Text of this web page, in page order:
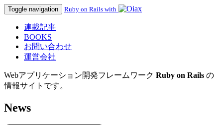
Toggle navigation Ruby on Rails with
連載記事
BOOKS
お問い合わせ
運営会社
Webアプリケーション開発フレームワーク Ruby on Rails の
情報サイトです。
News